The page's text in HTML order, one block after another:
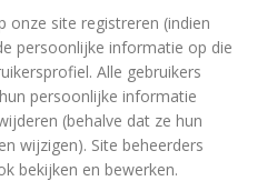
onze site registreren (indien
persoonlijke informatie op die
Alle gebruikers
persoonlijke informatie
(behalve dat ze hun
wijzigen). Site beheerders
bekijken en bewerken.